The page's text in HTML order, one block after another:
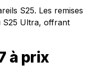
S25. Les remises
S25 Ultra, offrant
à prix